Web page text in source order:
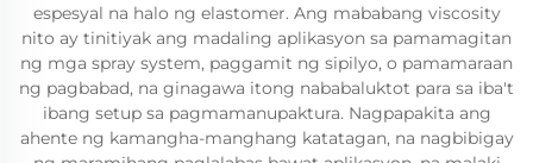
espesyal na halo ng elastomer. Ang mababang viscosity
nito ay tinitiyak ang madaling aplikasyon sa pamamagitan
ng mga spray system, paggamit ng sipilyo, o pamamaraan
ng pagbabad, na ginagawa itong nababaluktot para sa iba't
ibang setup sa pagmamanupaktura. Nagpapakita ang
ahente ng kamangha-manghang katatagan, na nagbibigay